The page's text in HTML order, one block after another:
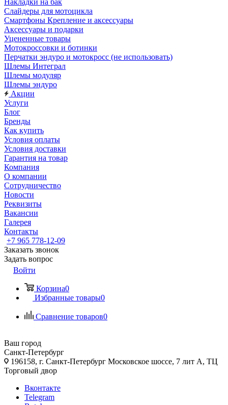
Накладки на бак
Слайдеры для мотоцикла
Смартфоны Крепление и аксессуары
Аксессуары и подарки
Уцененные товары
Мотокроссовки и ботинки
Перчатки эндуро и мотокросс (не использовать)
Шлемы Интеграл
Шлемы модуляр
Шлемы эндуро
Акции
Услуги
Блог
Бренды
Как купить
Условия оплаты
Условия доставки
Гарантия на товар
Компания
О компании
Сотрудничество
Новости
Реквизиты
Вакансии
Галерея
Контакты
+7 965 778-12-09
Заказать звонок
Задать вопрос
Войти
Корзина0
Избранные товары0
Сравнение товаров0
Ваш город
Санкт-Петербург
196158, г. Санкт-Петербург Московское шоссе, 7 лит А, ТЦ
Торговый двор
Вконтакте
Telegram